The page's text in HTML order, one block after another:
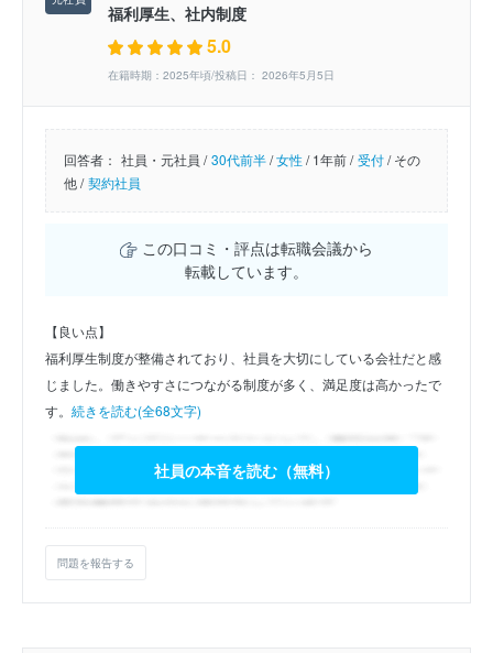
福利厚生、社内制度
5.0
在籍時期：2025年頃/投稿日： 2026年5月5日
回答者： 社員・元社員 / 30代前半/女性/1年前 / 受付/その
他 / 契約社員
この口コミ・評点は転職会議から
転載しています。
【良い点】
福利厚生制度が整備されており、社員を大切にしている会社だと感
じました。働きやすさにつながる制度が多く、満足度は高かったで
す。 続きを読む(全68文字)
社員の本音を読む（無料）
問題を報告する